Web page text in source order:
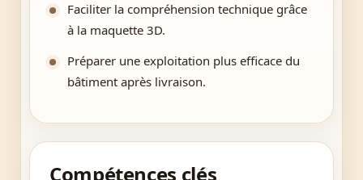
Faciliter la compréhension technique grâce
à la maquette 3D.
Préparer une exploitation plus efficace du
bâtiment après livraison.
Compétences clés